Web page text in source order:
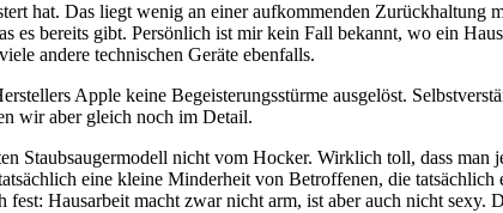
hat. Das liegt wenig an einer aufkommenden Zurückhaltung
es bereits gibt. Persönlich ist mir kein Fall bekannt, wo ein
andere technischen Geräte ebenfalls.
Apple keine Begeisterungsstürme ausgelöst.
wir aber gleich noch im Detail.
Staubsaugermodell nicht vom Hocker. Wirklich toll, dass
eine kleine Minderheit von Betroffenen, die
Hausarbeit macht zwar nicht arm, ist aber auch nicht